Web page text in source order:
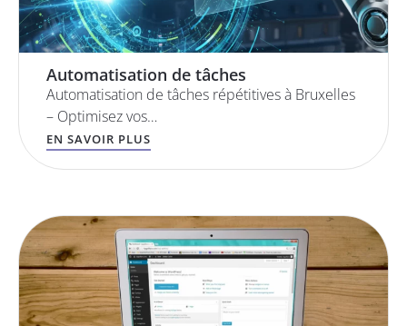
Automatisation de tâches
Automatisation de tâches répétitives à Bruxelles
– Optimisez vos…
EN SAVOIR PLUS